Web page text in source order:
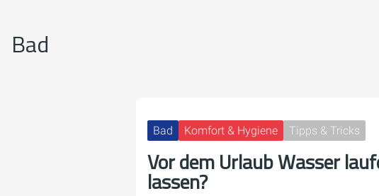
Bad
Bad Komfort & Hygiene Tipps & Tricks
Vor dem Urlaub Wasser
lassen?